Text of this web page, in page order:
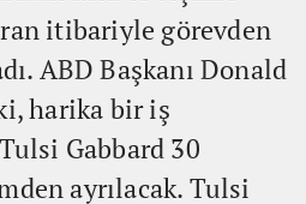
itibariyle görevden
ABD Başkanı Donald
harika bir iş
Gabbard 30
ayrılacak. Tulsi